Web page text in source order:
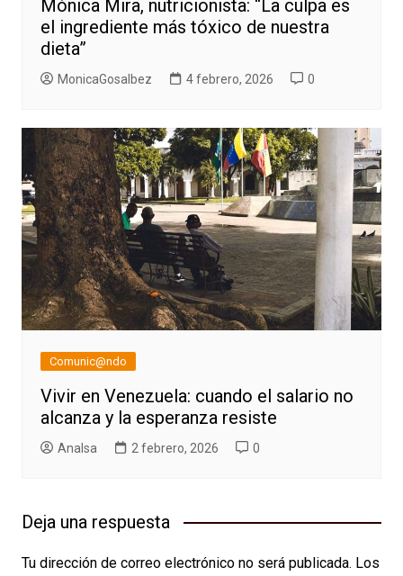
Mónica Mira, nutricionista: “La culpa es
el ingrediente más tóxico de nuestra
dieta”
MonicaGosalbez 4 febrero, 2026 0
Comunic@ndo
Vivir en Venezuela: cuando el salario no
alcanza y la esperanza resiste
AnaIsa 2 febrero, 2026 0
Deja una respuesta
Tu dirección de correo electrónico no será publicada. Los